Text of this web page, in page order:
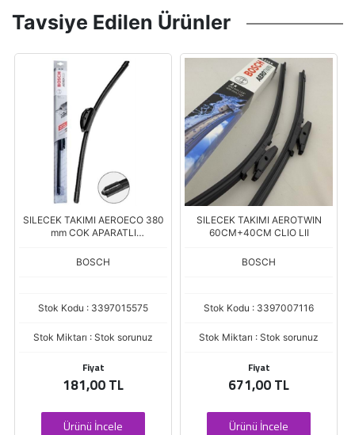
Tavsiye Edilen Ürünler
SILECEK TAKIMI AEROECO 380
mm COK APARATLI
BOSCH
Stok Kodu : 3397015575
Stok Miktarı : Stok sorunuz
Fiyat
181,00 TL
Ürünü İncele
SILECEK TAKIMI AEROTWIN
60CM+40CM CLIO LII
BOSCH
Stok Kodu : 3397007116
Stok Miktarı : Stok sorunuz
Fiyat
671,00 TL
Ürünü İncele